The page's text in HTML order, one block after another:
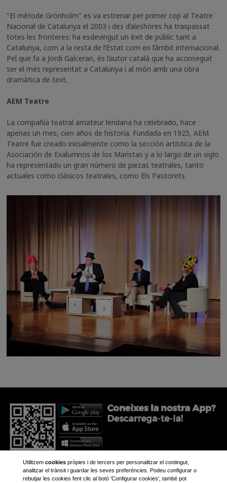
"El mètode Grönholm" es va estrenar per primer cop al Teatre
Nacional de Catalunya el 2003 i des d’aleshores ha traspassat
totes les fronteres: ha esdevingut un èxit de públic tant a
Catalunya, com a la resta de l’Estat com en l’àmbit internacional.
Pel que fa a Jordi Galceran, és l’autor català que ha aconseguit
ser el més representat a Catalunya i al món amb una obra
dramàtica de text.
AEM Teatre
La compañía teatral amateur leridana ha celebrado, hace
apenas un mes, cien años de historia. Fundada en 1925, AEM
Teatre fue creado inicialmente como la sección artística de la
Asociación de Exalumnos de los Maristas y a lo largo de un siglo
ha representado un gran número de piezas teatrales, tanto
actuales como clásicos teatrales, como Els Pastorets.
Utilitzem cookiespròpies i de tercers per personalitzar el contingut,
analitzar el trànsit i guardar les seves preferències. Podeu configurar o
rebutjar les cookies fent clic al botó 'Configurar cookies', també pot